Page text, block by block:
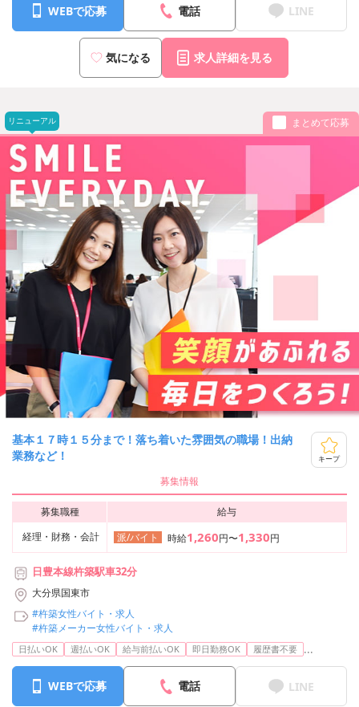
WEBで応募 電話 LINE
気になる 求人詳細を見る
リニューアル まとめて応募
基本１７時１５分まで！落ち着いた雰囲気の職場！出納
業務など！
キープ
募集情報
募集職種
給与
経理・財務・会計
派/バイト 時給1,260円〜1,330円
日豊本線杵築駅車32分
大分県国東市
#杵築女性バイト・求人
#杵築メーカー女性バイト・求人
日払いOK 週払いOK 給与前払いOK 即日勤務OK 履歴書不要 ...
WEBで応募 電話 LINE